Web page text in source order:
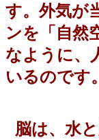
す。外気が
ンを「自然
なように、
いるのです。
脳は、水